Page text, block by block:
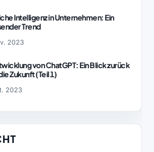
Intelligenz in Unternehmen: Ein
Trend
2023
von ChatGPT: Ein Blick zurück
Zukunft (Teil 1)
2023